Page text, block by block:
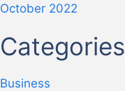
October 2022
Categories
Business